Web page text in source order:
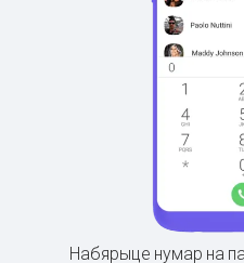
Набярыце нумар на